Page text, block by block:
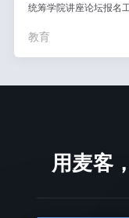
统筹学院讲座论坛报名
教育
用麦客